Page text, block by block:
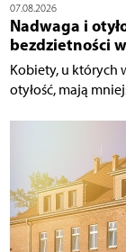
07.08.2026
Nadwaga i
bezdzietności
Kobiety, u których
otyłość, mają